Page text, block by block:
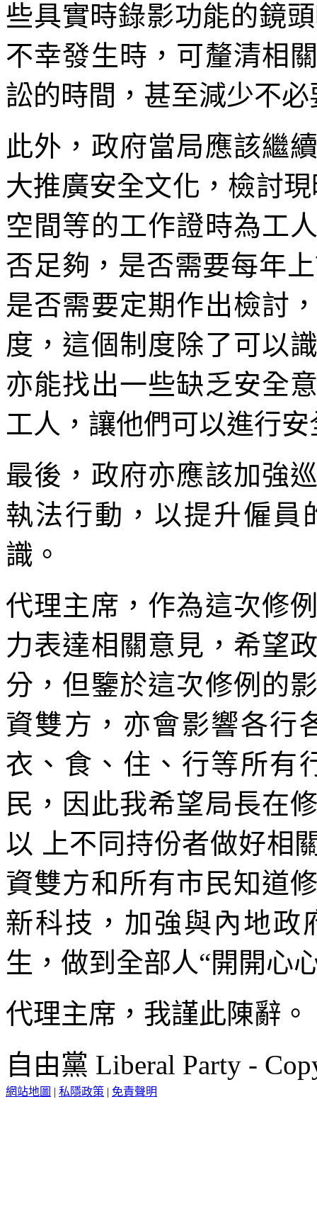
些具實時錄影功能的鏡
不幸發生時，可釐清相
訟的時間，甚至減少不
此外，政府當局應該繼
大推廣安全文化，檢討
空間等的工作證時為工
否足夠，是否需要每年
是否需要定期作出檢討
度，這個制度除了可以
亦能找出一些缺乏安全
工人，讓他們可以進行
最後，政府亦應該加強
執法行動，以提升僱員
識。
代理主席，作為這次修
力表達相關意見，希望
分，但鑒於這次修例的
資雙方，亦會影響各行
衣、食、住、行等所有
民，因此我希望局長在
以 上不同持份者做好相
資雙方和所有市民知道
新科技，加強與內地政
生，做到全部人“開開心
代理主席，我謹此陳辭。
自由黨 Liberal Party -
網站地圖 | 私隱政策 | 免責聲明